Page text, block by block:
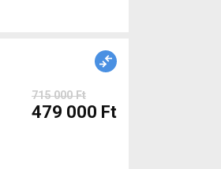
715 000 Ft
479 000 Ft